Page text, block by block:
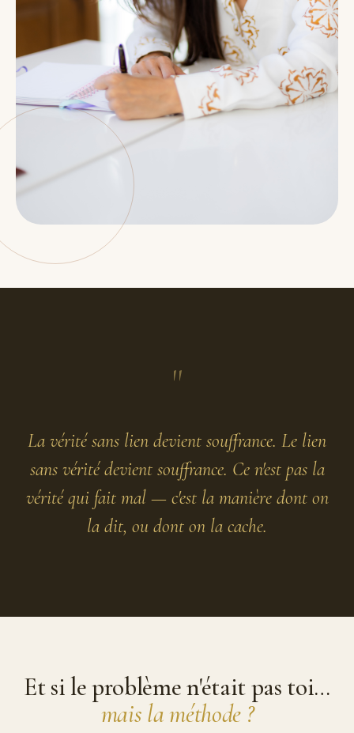
"
La vérité sans lien devient souffrance. Le lien
sans vérité devient souffrance. Ce n'est pas la
vérité qui fait mal — c'est la manière dont on
la dit, ou dont on la cache.
Et si le problème n'était pas toi…
mais la méthode ?